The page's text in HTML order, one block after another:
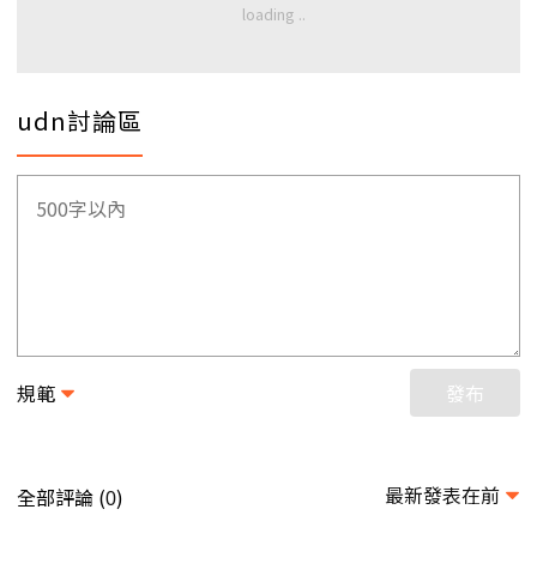
udn討論區
規範 發布
全部評論 (0) 最新發表在前